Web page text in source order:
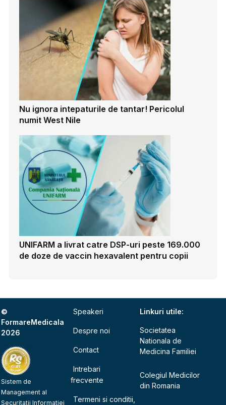
Nu ignora intepaturile de tantar! Pericolul
numit West Nile
UNIFARM a livrat catre DSP-uri peste 169.000
de doze de vaccin hexavalent pentru copii
©
FormareMedicala
2026
Sistem de
Management al
Securitatii Informatiei
Speakeri
Despre noi
Contact
Intrebari
frecvente
Termeni si conditii,
Linkuri utile:
Societatea
Nationala de
Medicina Familiei
Colegiul Medicilor
din Romania